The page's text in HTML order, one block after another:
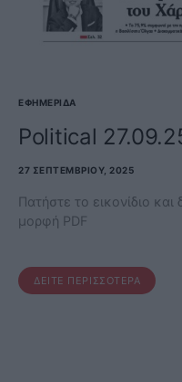
ΕΦΗΜΕΡΊΔΑ
Political
27 ΣΕΠΤΕΜΒΡΊΟΥ, 2025
Πατήστε το εικονίδιο
μορφή PDF
ΔΕΊΤΕ ΠΕΡΙΣΣΌΤΕΡΑ